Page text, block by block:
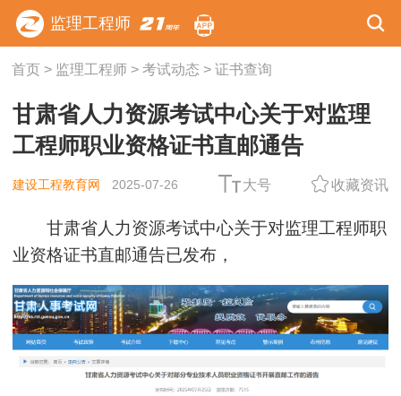
监理工程师
首页> 监理工程师> 考试动态 > 证书查询
甘肃省人力资源考试中心关于对监理
工程师职业资格证书直邮通告
建设工程教育网 2025-07-26 大号 收藏资讯
甘肃省人力资源考试中心关于对监理工程师职
业资格证书直邮通告已发布，